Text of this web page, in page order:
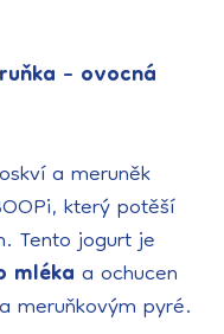
– ovocná
a meruněk
který potěší
Tento jogurt je
mlékaa ochucen
meruňkovým pyré.